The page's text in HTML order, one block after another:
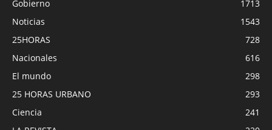
Gobierno
1713
Noticias
1543
25HORAS
728
Nacionales
616
El mundo
298
25 HORAS URBANO
293
Ciencia
241